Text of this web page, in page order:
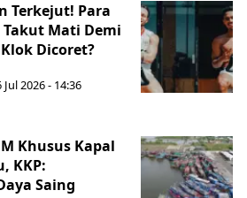
Terkejut! Para
Takut Mati Demi
Dicoret?
Jul 2026 - 14:36
Khusus Kapal
KKP:
Saing